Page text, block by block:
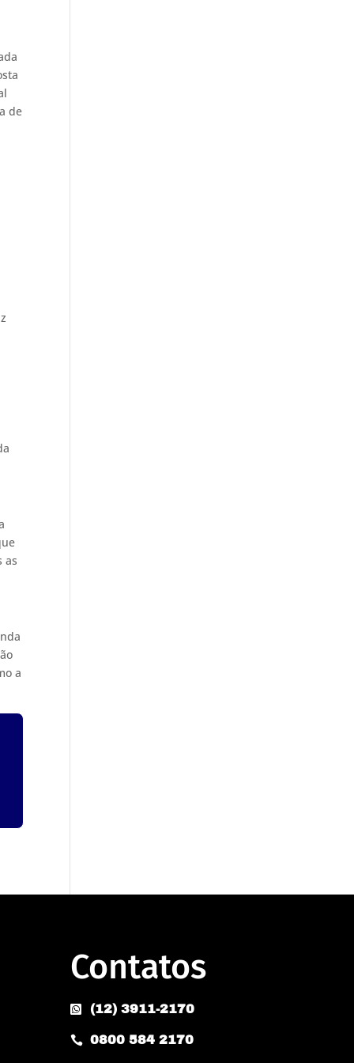
de
as
a
Contatos
 (12) 3911-2170
 0800 584 2170